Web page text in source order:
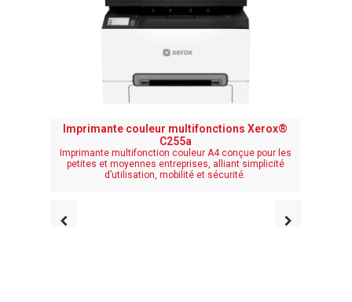
Imprimante couleur multifonctions Xerox®
C255a
Imprimante multifonction couleur A4 conçue pour les
petites et moyennes entreprises, alliant simplicité
d’utilisation, mobilité et sécurité.